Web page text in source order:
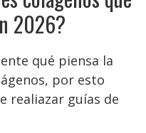
2026?
qué piensa la
por esto
realiazar guías de